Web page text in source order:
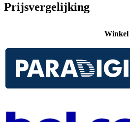
Prijsvergelijking
Winkel